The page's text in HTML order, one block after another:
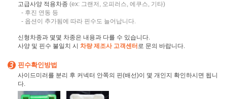
고급사양 적용차종 (ex: 그랜저, 오피러스, 에쿠스, 기타)
- 후진 연동 등
- 옵션이 추가됨에 따라 핀수도 늘어납니다.
신형차종과 몇몇 차종은 내용과 다를 수 있습니다.
사양 및 핀수 불일치 시 차량 제조사 고객센터 로 문의 바랍니다.
핀수확인방법
사이드미러를 분리 후 커넥터 안쪽의 핀(배선)이 몇 개인지 확인하시면 됩니
다.